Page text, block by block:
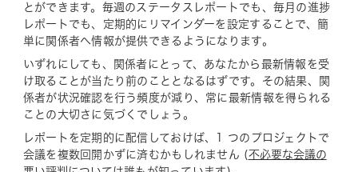
とができます。毎週のステータスレポートでも、毎月の進捗
レポートでも、定期的にリマインダーを設定することで、簡
単に関係者へ情報が提供できるようになります。
いずれにしても、関係者にとって、あなたから最新情報を受
け取ることが当たり前のこととなるはずです。その結果、関
係者が状況確認を行う頻度が減り、常に最新情報を得られる
ことの大切さに気づくでしょう。
レポートを定期的に配信しておけば、1 つのプロジェクトで
会議を複数回開かずに済むかもしれません (不必要な会議の